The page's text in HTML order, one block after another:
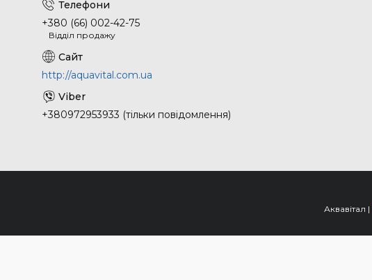
+380 (66) 002-42-75
Відділ продажу
http://aquavital.com.ua
+380972953933 (тільки повідомлення)
Аквавітал |